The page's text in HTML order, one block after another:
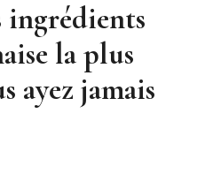
ingrédients
la plus
ayez jamais